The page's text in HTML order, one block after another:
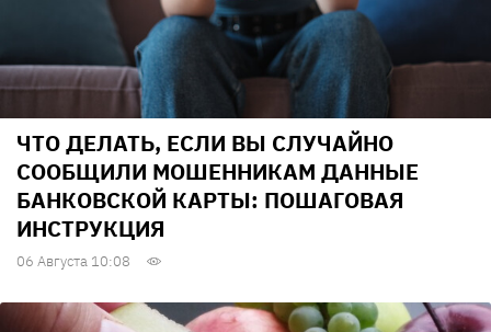
ЧТО ДЕЛАТЬ, ЕСЛИ ВЫ СЛУЧАЙНО
СООБЩИЛИ МОШЕННИКАМ ДАННЫЕ
БАНКОВСКОЙ КАРТЫ: ПОШАГОВАЯ
ИНСТРУКЦИЯ
06 Августа 10:08